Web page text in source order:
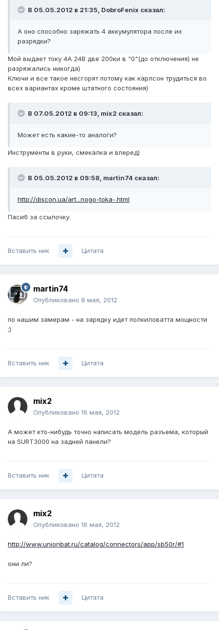
В 05.05.2012 в 21:35, DobroFenix сказал:
А оно способно заряжать 4 аккумулятора после их
разрядки?
Мой выдает току 4А 24В две 200ки в "0"(до отключения) не
разряжались никогда)
Ключи и все такое несгорят потому как карлсон трудиться во
всех вариантах кроме штатного состояния)
В 07.05.2012 в 09:13, mix2 сказал:
Может есть какие-то аналоги?
Инструменты в руки, смекалка и вперед)
В 05.05.2012 в 09:58, martin74 сказал:
http://discon.ua/art...nogo-toka-.html
Пасиб за ссылочку.
Вставить ник Цитата
martin74
Опубликовано 8 мая, 2012
по нашим замерам - на зарядку идет полкиловатта мощности
;)
Вставить ник Цитата
mix2
Опубликовано 16 мая, 2012
А может кто-нибудь точно написать модель разъема, который
на SURT3000 на задней панели?
Вставить ник Цитата
mix2
Опубликовано 16 мая, 2012
http://www.unionbat.ru/catalog/connectors/app/sb50r/#1
они ли?
Вставить ник Цитата